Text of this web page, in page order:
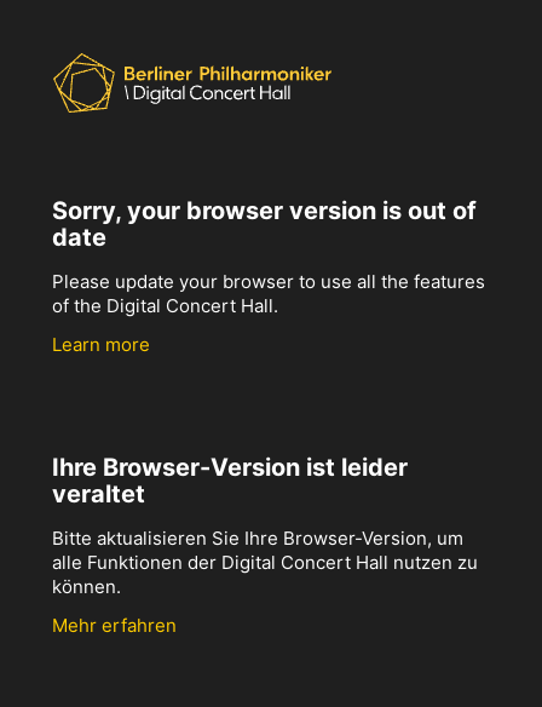
Sorry, your browser version is out of
date
Please update your browser to use all the features
of the Digital Concert Hall.
Learn more
Ihre Browser-Version ist leider
veraltet
Bitte aktualisieren Sie Ihre Browser-Version, um
alle Funktionen der Digital Concert Hall nutzen zu
können.
Mehr erfahren